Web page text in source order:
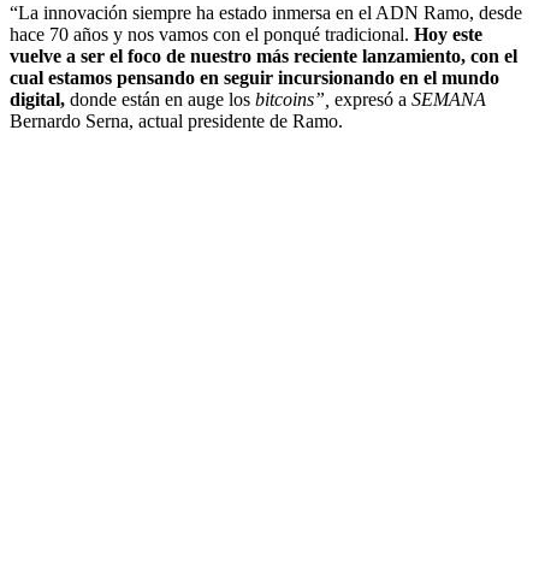
“La innovación siempre ha estado inmersa en el ADN Ramo, desde
hace 70 años y nos vamos con el ponqué tradicional. Hoy este
vuelve a ser el foco de nuestro más reciente lanzamiento, con el
cual estamos pensando en seguir incursionando en el mundo
digital, donde están en auge los bitcoins”, expresó a SEMANA
Bernardo Serna, actual presidente de Ramo.